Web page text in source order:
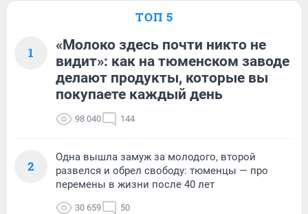
ТОП 5
1
«Молоко здесь почти никто не
видит»: как на тюменском заводе
делают продукты, которые вы
покупаете каждый день
98 040 144
2
Одна вышла замуж за молодого, второй
развелся и обрел свободу: тюменцы — про
перемены в жизни после 40 лет
30 659 50